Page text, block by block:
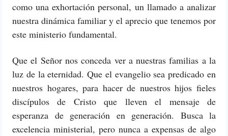
como una exhortación personal, un llamado a analizar
nuestra dinámica familiar y el aprecio que tenemos por
este ministerio fundamental.
Que el Señor nos conceda ver a nuestras familias a la
luz de la eternidad. Que el evangelio sea predicado en
nuestros hogares, para hacer de nuestros hijos fieles
discípulos de Cristo que lleven el mensaje de
esperanza de generación en generación. Busca la
excelencia ministerial, pero nunca a expensas de algo